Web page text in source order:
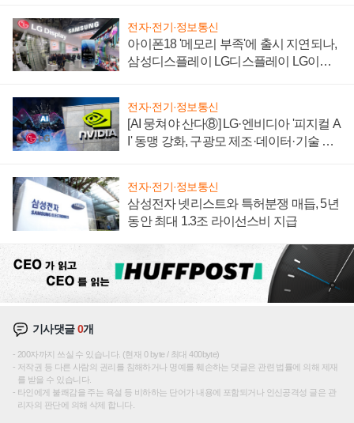
전자·전기·정보통신
아이폰18 '메모리 부족'에 출시 지연되나,
삼성디스플레이 LG디스플레이 LG이노
전자·전기·정보통신
[AI 뭉쳐야 산다⑧] LG·엔비디아 '피지컬 A
I' 동맹 강화, 구광모 제조·데이터·기술 결
전자·전기·정보통신
삼성전자 넷리스트와 특허분쟁 매듭, 5년
동안 최대 1.3조 라이선스비 지급
기사댓글0개
200자까지 쓰실 수 있습니다. (현재 0 byte / 최대 400byte)
저작권 등 다른 사람의 권리를 침해하거나 명예를 훼손하는 댓글은 관련 법률에 의해 제재
를 받을 수 있습니다.
타인에게 불쾌감을 주는 욕설 등 비하하는 단어가 내용에 포함되거나 인신공격성 글은 관
리자의 판단에 의해 삭제 합니다.